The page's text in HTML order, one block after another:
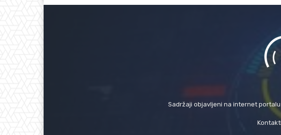
Sadržaji objavljeni na internet